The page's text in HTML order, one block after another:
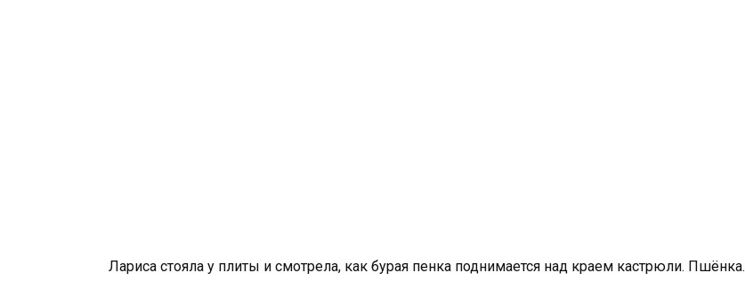
Лариса стояла у плиты и смотрела, как бурая пенка поднимается над краем кастрюли. Пшёнка.